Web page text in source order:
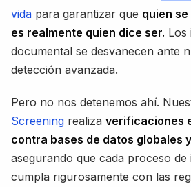
vida para garantizar que quien
es realmente quien dice ser. Los
documental se desvanecen ante
detección avanzada.
Pero no nos detenemos ahí.
Screening realiza verificaciones
contra bases de datos globales
asegurando que cada proceso de
cumpla rigurosamente con las